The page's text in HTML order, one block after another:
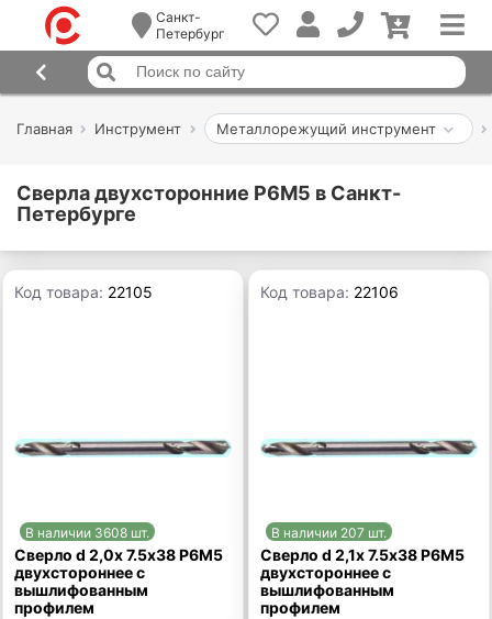
Санкт-
Петербург
Главная Инструмент Металлорежущий инструмент
Сверла двухсторонние Р6М5 в Санкт-
Петербурге
Код товара: 22105
В наличии 3608 шт.
Сверло d 2,0х 7.5х38 Р6М5
двухстороннее с
вышлифованным
профилем
Код товара: 22106
В наличии 207 шт.
Сверло d 2,1х 7.5х38 Р6М5
двухстороннее с
вышлифованным
профилем